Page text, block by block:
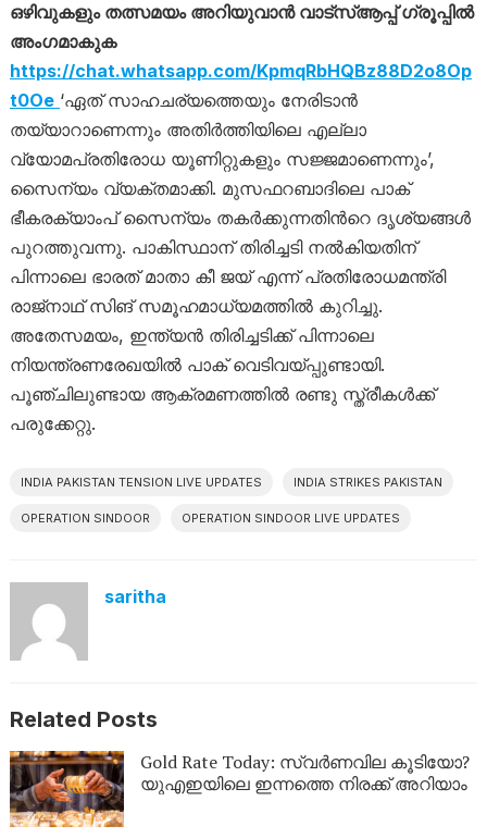
ഒഴിവുകളും തത്സമയം അറിയുവാൻ വാട്സ്ആപ്പ് ഗ്രൂപ്പിൽ
അംഗമാകുക
https://chat.whatsapp.com/KpmqRbHQBz88D2o8Op
t0Oe ‘ഏത് സാഹചര്യത്തെയും നേരിടാന്‍
തയ്യാറാണെന്നും അതിര്‍ത്തിയിലെ എല്ലാ
വ്യോമപ്രതിരോധ യൂണിറ്റുകളും സജ്ജമാണെന്നും’,
സൈന്യം വ്യക്തമാക്കി. മുസഫറബാദിലെ പാക്
ഭീകരക്യാംപ് സൈന്യം തകര്‍ക്കുന്നതിന്‍റെ ദൃശ്യങ്ങള്‍
പുറത്തുവന്നു. പാകിസ്ഥാന് തിരിച്ചടി നല്‍കിയതിന്
പിന്നാലെ ഭാരത് മാതാ കീ ജയ് എന്ന് പ്രതിരോധമന്ത്രി
രാജ്നാഥ് സിങ് സമൂഹമാധ്യമത്തില്‍ കുറിച്ചു.
അതേസമയം, ഇന്ത്യന്‍ തിരിച്ചടിക്ക് പിന്നാലെ
നിയന്ത്രണരേഖയില്‍ പാക് വെടിവയ്പ്പുണ്ടായി.
പൂഞ്ചിലുണ്ടായ ആക്രമണത്തില്‍ രണ്ടു സ്ത്രീകള്‍ക്ക്
പരുക്കേറ്റു.
INDIA PAKISTAN TENSION LIVE UPDATES INDIA STRIKES PAKISTAN
OPERATION SINDOOR OPERATION SINDOOR LIVE UPDATES
saritha
Related Posts
Gold Rate Today: സ്വര്‍ണവില കൂടിയോ?
യുഎഇയിലെ ഇന്നത്തെ നിരക്ക് അറിയാം